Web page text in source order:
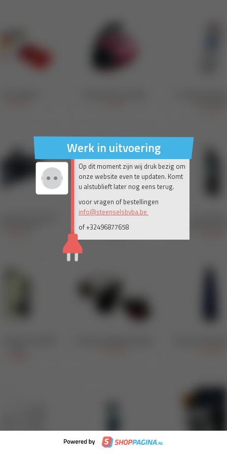
Werk in uitvoering
Op dit moment zijn wij druk bezig om
onze website even te updaten. Komt
u alstublieft later nog eens terug.
voor vragen of bestellingen
info@steenselsbvba.be
of +32496877658